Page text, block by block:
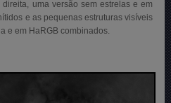
uma versão sem estrelas e em
e as pequenas estruturas visíveis
e em HaRGB combinados.